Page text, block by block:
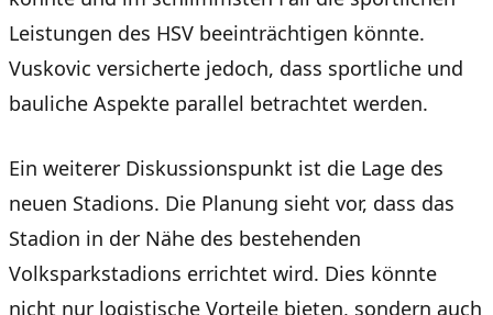
Leistungen des HSV beeinträchtigen könnte.
Vuskovic versicherte jedoch, dass sportliche und
bauliche Aspekte parallel betrachtet werden.
Ein weiterer Diskussionspunkt ist die Lage des
neuen Stadions. Die Planung sieht vor, dass das
Stadion in der Nähe des bestehenden
Volksparkstadions errichtet wird. Dies könnte
nicht nur logistische Vorteile bieten, sondern auch